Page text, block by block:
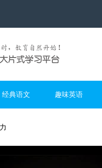
经典语文 趣味英语